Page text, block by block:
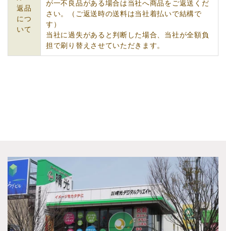
返品
につ
いて
が一不良品がある場合は当社へ商品をご返送くだ
さい。（ご返送時の送料は当社着払いで結構で
す）
当社に過失があると判断した場合、当社が全額負
担で刷り替えさせていただきます。